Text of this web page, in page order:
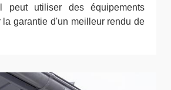
peut utiliser des équipements
la garantie d'un meilleur rendu de